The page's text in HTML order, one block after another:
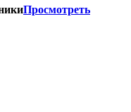
Просмотреть